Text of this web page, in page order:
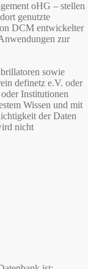
oHG – stellen
genutzte
DCM entwickelter
zur
sowie
definetz e.V. oder
Institutionen
Wissen und mit
der Daten
nicht